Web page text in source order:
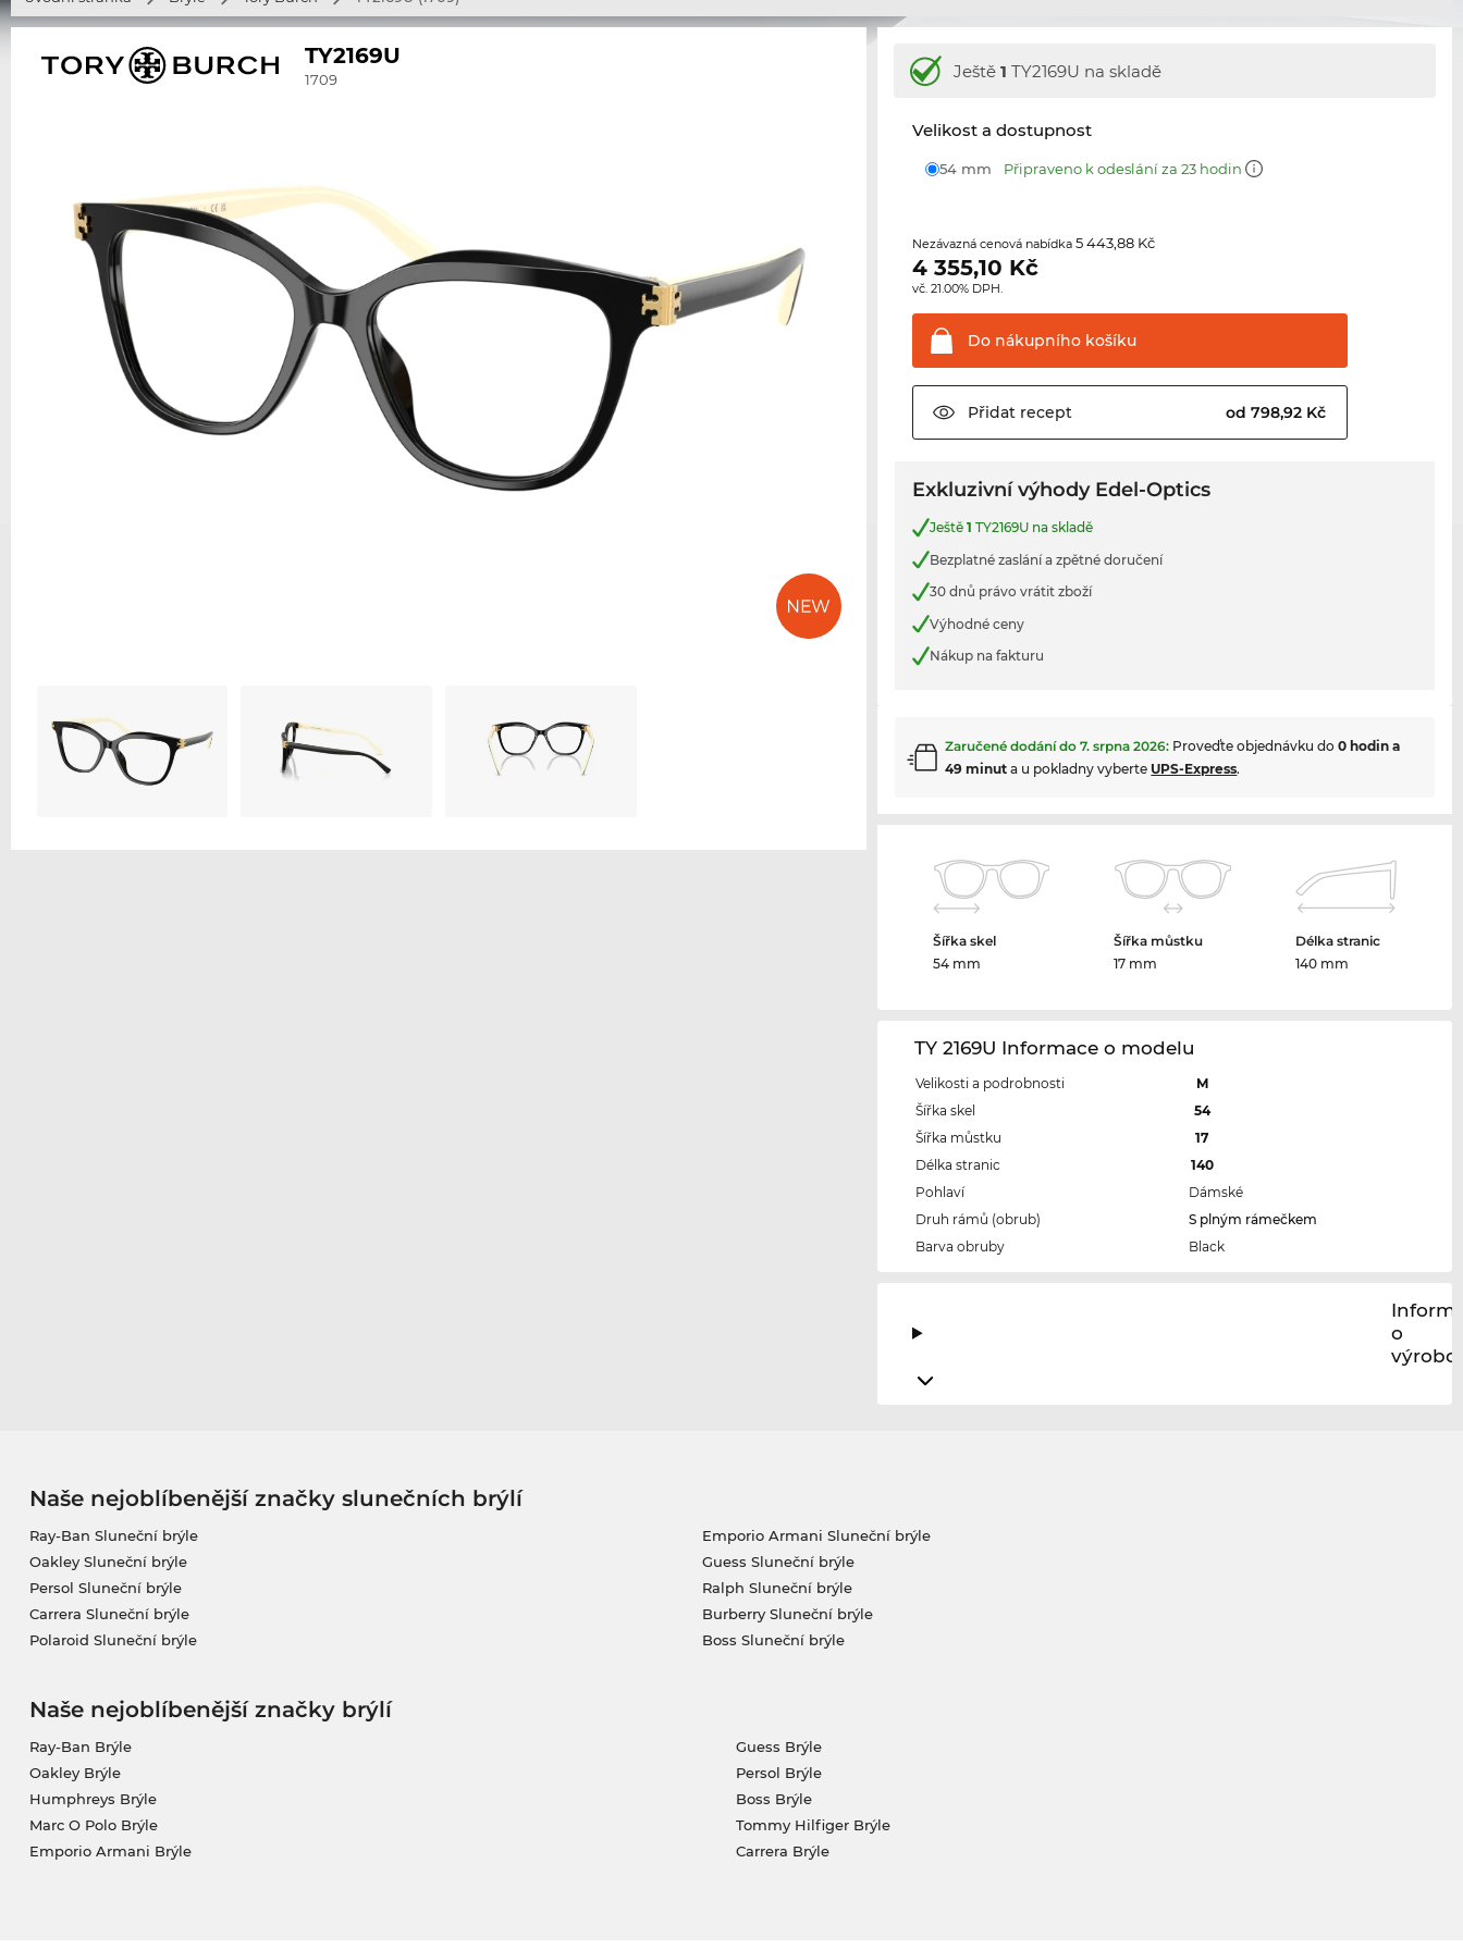
TY2169U
1709 Ještě1 TY2169U na skladě
Velikost a dostupnost
54 mm Připraveno k odeslání za 23 hodin
Nezávazná cenová nabídka5 443,88 Kč
4 355,10 Kč
vč. 21.00% DPH.
Do nákupního košíku
Přidat recept od 798,92 Kč
Exkluzivní výhody Edel-Optics
Ještě1 TY2169U na skladě
Bezplatné zaslání a zpětné doručení
30 dnů právo vrátit zboží
Výhodné ceny
Nákup na fakturu
Zaručené dodání do7. srpna 2026: Proveďte objednávku do0 hodin a
49 minut a u pokladny vyberte UPS-Express.
Šířka skel
54 mm
Šířka můstku
17 mm
Délka stranic
140 mm
TY 2169U Informace o modelu
Velikosti a podrobnosti
M
Šířka skel
54
Šířka můstku
17
Délka stranic
140
Pohlaví
Dámské
Druh rámů (obrub)
S plným rámečkem
Barva obruby
Black
o
výrobci
Naše nejoblíbenější značky slunečních brýlí
Ray-Ban Sluneční brýle
Oakley Sluneční brýle
Persol Sluneční brýle
Carrera Sluneční brýle
Polaroid Sluneční brýle
Emporio Armani Sluneční brýle
Guess Sluneční brýle
Ralph Sluneční brýle
Burberry Sluneční brýle
Boss Sluneční brýle
Naše nejoblíbenější značky brýlí
Ray-Ban Brýle
Oakley Brýle
Humphreys Brýle
Marc O Polo Brýle
Emporio Armani Brýle
Guess Brýle
Persol Brýle
Boss Brýle
Tommy Hilfiger Brýle
Carrera Brýle